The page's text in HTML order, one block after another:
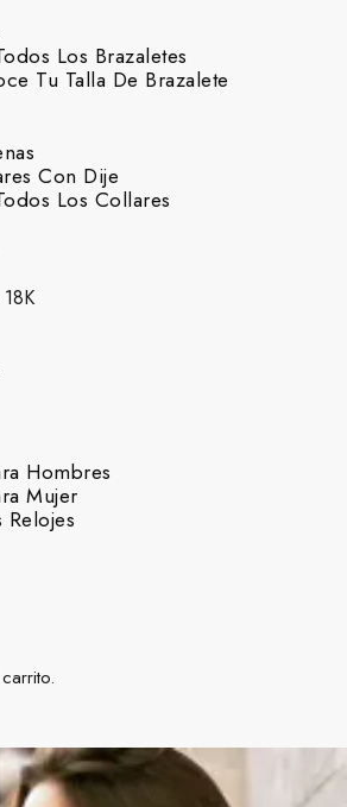
Los Brazaletes
Tu Talla De Brazalete
Con Dije
Los Collares
Hombres
Mujer
Relojes